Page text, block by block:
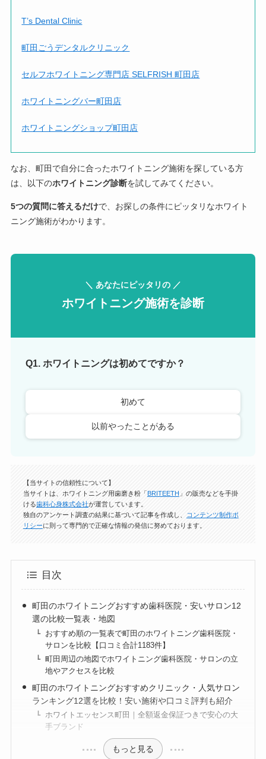
T’s Dental Clinic
町田ごうデンタルクリニック
セルフホワイトニング専門店 SELFRISH 町田店
ホワイトニングバー町田店
ホワイトニングショップ町田店
なお、町田で自分に合ったホワイトニング施術を探している方
は、以下のホワイトニング診断を試してみてください。
5つの質問に答えるだけで、お探しの条件にピッタリなホワイト
ニング施術がわかります。
＼ あなたにピッタリの ／
ホワイトニング施術を診断
Q1. ホワイトニングは初めてですか？
初めて
以前やったことがある
【当サイトの信頼性について】
当サイトは、ホワイトニング用歯磨き粉「BRITEETH 」の販売などを手掛
ける歯科心身株式会社が運営しています。
独自のアンケート調査の結果に基づいて記事を作成し、 コンテンツ制作ポ
リシーに則って専門的で正確な情報の発信に努めております。
目次
町田のホワイトニングおすすめ歯科医院・安いサロン12
選の比較一覧表・地図
おすすめ順の一覧表で町田のホワイトニング歯科医院・
サロンを比較【口コミ合計1183件】
町田周辺の地図でホワイトニング歯科医院・サロンの立
地やアクセスを比較
町田のホワイトニングおすすめクリニック・人気サロン
ランキング12選を比較！安い施術や口コミ評判も紹介
ホワイトエッセンス町田｜全額返金保証つきで安心の大
手ブランド
もっと見る